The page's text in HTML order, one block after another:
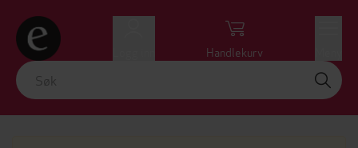
Handlekurv